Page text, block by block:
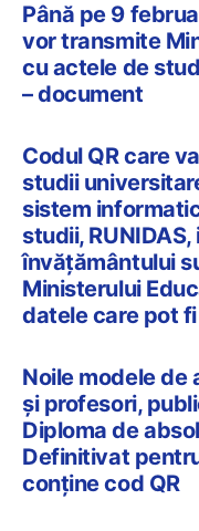
Până pe 9
vor transmite
cu actele de
– document
Codul QR care
studii
sistem
studii,
învățământului
Ministerului
datele care pot
Noile modele de
și profesori,
Diploma de
Definitivat
conține cod QR